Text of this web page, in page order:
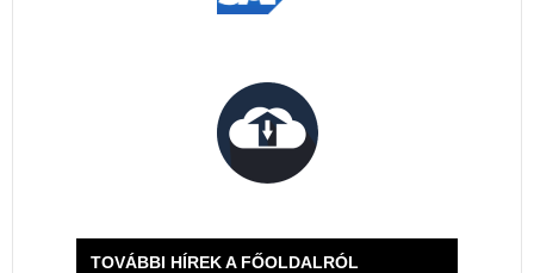
TOVÁBBI HÍREK A FŐOLDALRÓL